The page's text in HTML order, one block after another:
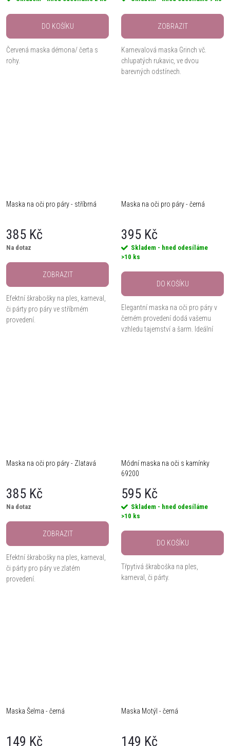
DO KOŠÍKU
Červená maska démona/ čerta s
rohy.
ZOBRAZIT
Karnevalová maska Grinch vč.
chlupatých rukavic, ve dvou
barevných odstínech.
Maska na oči pro páry - stříbrná
385 Kč
Na dotaz
ZOBRAZIT
Efektní škrabošky na ples, karneval,
či párty pro páry ve stříbrném
provedení.
Maska na oči pro páry - černá
395 Kč
Skladem - hned odesíláme
>10 ks
DO KOŠÍKU
Elegantní maska na oči pro páry v
černém provedení dodá vašemu
vzhledu tajemství a šarm. Ideální
Maska na oči pro páry - Zlatavá
385 Kč
Na dotaz
ZOBRAZIT
Efektní škrabošky na ples, karneval,
či párty pro páry ve zlatém
provedení.
Módní maska na oči s kamínky
69200
595 Kč
Skladem - hned odesíláme
>10 ks
DO KOŠÍKU
Třpytivá škraboška na ples,
karneval, či párty.
Maska Šelma - černá
149 Kč
Maska Motýl - černá
149 Kč